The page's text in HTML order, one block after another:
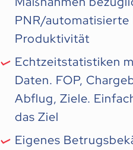
PNR/
Produktivität
Echtzeitstatistiken
Daten. FOP,
Abflug, Ziele.
das Ziel
Eigenes